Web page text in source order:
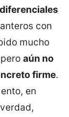
con
mucho
aún no
firme.
en